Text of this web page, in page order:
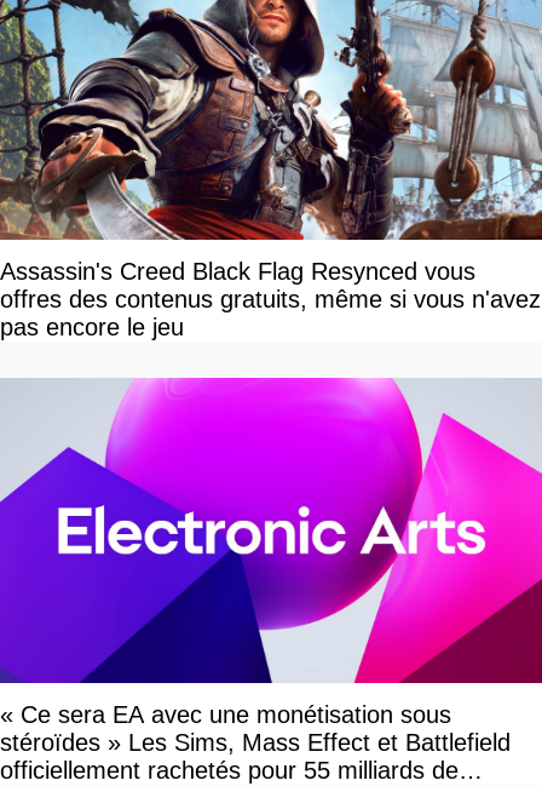
Assassin's Creed Black Flag Resynced vous
offres des contenus gratuits, même si vous n'avez
pas encore le jeu
« Ce sera EA avec une monétisation sous
stéroïdes » Les Sims, Mass Effect et Battlefield
officiellement rachetés pour 55 milliards de